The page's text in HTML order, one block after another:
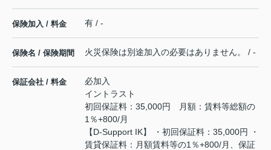
保険加入 / 料金 有 / -
保険名 / 保険期間 火災保険は別途加入の必要はありません。 / -
保証会社 / 料金
必加入
イントラスト
初回保証料：35,000円 月額：賃料等総額の
1％+800/月
【D-Support IK】 ・初回保証料：35,000円 ・
賃貸保証料：月額賃料等の1％+800/月、保証